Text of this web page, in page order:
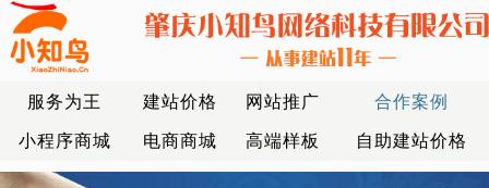
服务为王 建站价格 网站推广 合作案例
小程序商城 电商商城 高端样板 自助建站价格